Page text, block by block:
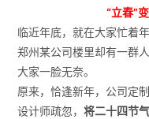
“立春”
临近年底，就在大家忙着
郑州某公司楼里却有一群
大家一脸无奈。
原来，恰逢新年，公司定
设计师疏忽，将二十四节